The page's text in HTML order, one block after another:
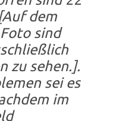
dem
sind
zu sehen.].
sei es
im